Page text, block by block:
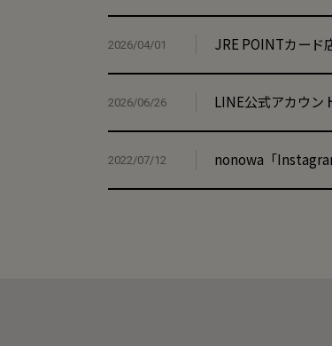
2026/04/01 JRE POINTカード
2026/06/26 LINE公式アカウン
2022/07/12 nonowa「